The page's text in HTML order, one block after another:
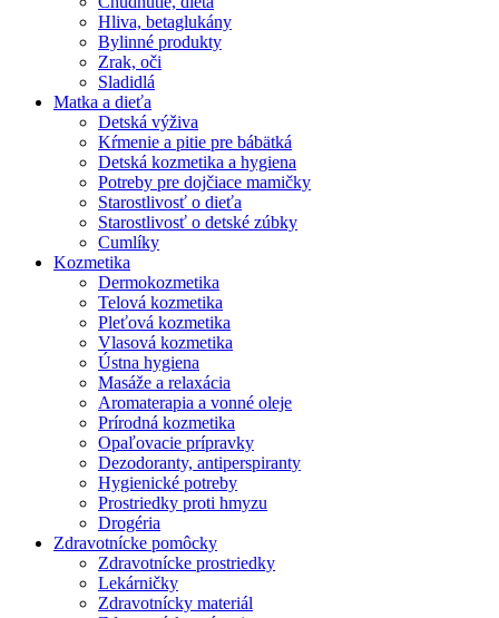
Hliva, betaglukány
Bylinné produkty
Zrak, oči
Sladidlá
Matka a dieťa
Detská výživa
Kŕmenie a pitie pre bábätká
Detská kozmetika a hygiena
Potreby pre dojčiace mamičky
Starostlivosť o dieťa
Starostlivosť o detské zúbky
Cumlíky
Kozmetika
Dermokozmetika
Telová kozmetika
Pleťová kozmetika
Vlasová kozmetika
Ústna hygiena
Masáže a relaxácia
Aromaterapia a vonné oleje
Prírodná kozmetika
Opaľovacie prípravky
Dezodoranty, antiperspiranty
Hygienické potreby
Prostriedky proti hmyzu
Drogéria
Zdravotnícke pomôcky
Zdravotnícke prostriedky
Lekárničky
Zdravotnícky materiál